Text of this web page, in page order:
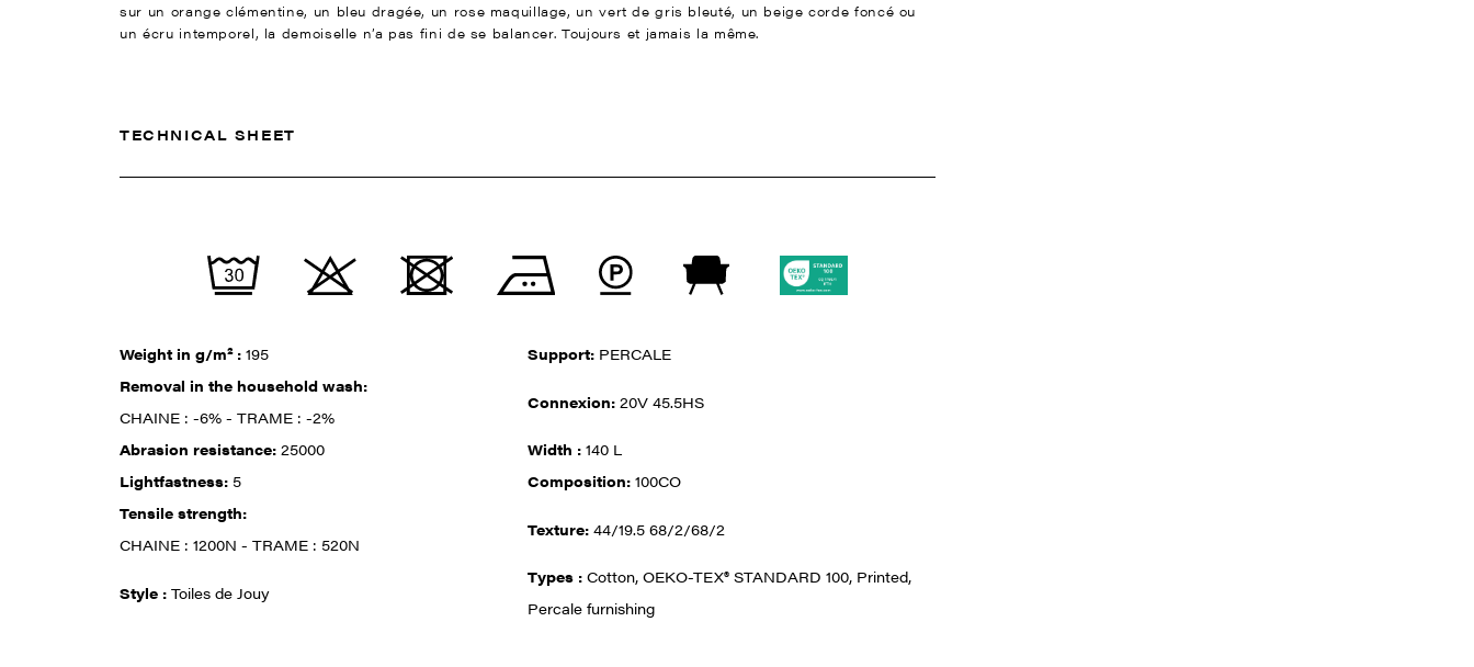
sur un orange clémentine, un bleu dragée, un rose maquillage, un vert de gris bleuté, un beige corde foncé ou
un écru intemporel, la demoiselle n’a pas fini de se balancer. Toujours et jamais la même.
TECHNICAL SHEET
Weight in g/m² :195 Support: PERCALE
Removal in the household wash:
CHAINE : -6% - TRAME : -2%
Connexion:20V 45.5HS
Abrasion resistance:25000 Width :140 L
Lightfastness: 5 Composition:100CO
Tensile strength:
CHAINE : 1200N - TRAME : 520N
Texture:44/19.5 68/2/68/2
Style :Toiles de Jouy
Types :Cotton, OEKO-TEX® STANDARD 100, Printed,
Percale furnishing